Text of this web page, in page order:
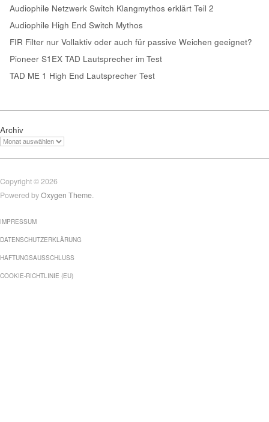
Audiophile Netzwerk Switch Klangmythos erklärt Teil 2
Audiophile High End Switch Mythos
FIR Filter nur Vollaktiv oder auch für passive Weichen geeignet?
Pioneer S1EX TAD Lautsprecher im Test
TAD ME 1 High End Lautsprecher Test
Archiv
Copyright © 2026
Powered byOxygen Theme.
IMPRESSUM
DATENSCHUTZERKLÄRUNG
HAFTUNGSAUSSCHLUSS
COOKIE-RICHTLINIE (EU)